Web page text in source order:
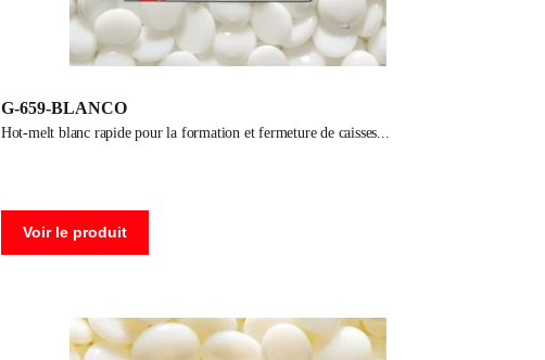
G-659-BLANCO
hot-melt blanc rapide pour la formation et fermeture de caisses
Voir le produit